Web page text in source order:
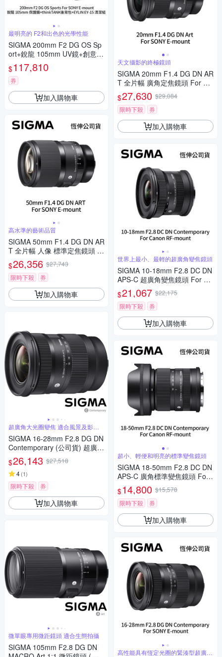
最明亮的 F2和出色的光學性能
SIGMA 200mm F2 DG OS Sp
ort+銳龍 105mm UV鏡+創意坦
克 DarkLight 14L 後背包+EYLI
N EY-15清潔組 For SONY E-m
ount (公司貨)
$117,810
券
加入購物車
高水準的藝術品質
SIGMA 50mm F1.4 DG DN AR
T 全片幅 人像 標準定焦鏡頭 F
or SONY E-mount (公司貨)
$26,356 $27,743
限時下殺
券
加入購物車
超廣角大光圈變焦 適合風景及影片
錄製
SIGMA 16-28mm F2.8 DG DN
Contemporary (公司貨) 超廣角
大光圈變焦鏡 全片幅微單眼鏡
頭
$26,143 $27,518
4(1)
限時下殺 券
加入購物車
微單眼專用微距鏡頭 適合生態拍攝
SIGMA 105mm F2.8 DG DN
天文攝影的終極鏡頭
SIGMA 20mm F1.4 DG DN AR
T 全片幅 廣角定焦鏡頭 For SO
NY E-mount (公司貨)
$27,630 $29,084
限時下殺
券
加入購物車
世界上最小、最輕的超廣角變焦鏡頭
SIGMA 10-18mm F2.8 DC DN
APS-C 超廣角變焦鏡頭 For Ca
non RF-mount (公司貨)
$21,067 $22,175
限時下殺
券
加入購物車
超小、輕便和明亮的標準變焦鏡頭
SIGMA 18-50mm F2.8 DC DN
APS-C 廣角標準變焦鏡頭 For
Canon RF-mount (公司貨)
$14,800 $15,578
限時下殺
券
加入購物車
高性能具有恆定光圈的緊湊型超廣角